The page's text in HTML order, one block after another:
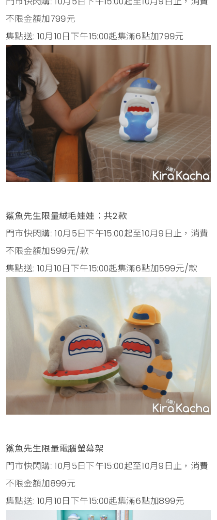
不限金額加799元
集點送: 10月10日下午15:00起集滿6點加799元
鯊魚先生限量絨毛娃娃：共2款
門市快閃購: 10月5日下午15:00起至10月9日止，消費
不限金額加599元/款
集點送: 10月10日下午15:00起集滿6點加599元/款
鯊魚先生限量電腦螢幕架
門市快閃購: 10月5日下午15:00起至10月9日止，消費
不限金額加899元
集點送: 10月10日下午15:00起集滿6點加899元